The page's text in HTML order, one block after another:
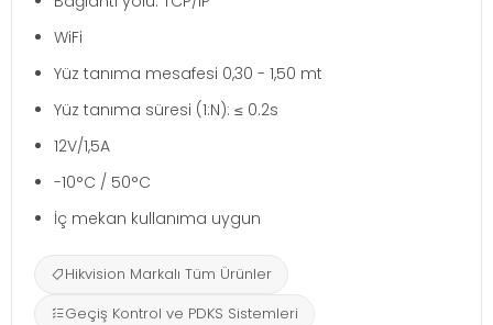
WiFi
Yüz tanıma mesafesi 0,30 - 1,50 mt
Yüz tanıma süresi (1:N): ≤ 0.2s
12V/1,5A
-10°C / 50°C
İç mekan kullanıma uygun
Hikvision Markalı Tüm Ürünler
Geçiş Kontrol ve PDKS Sistemleri